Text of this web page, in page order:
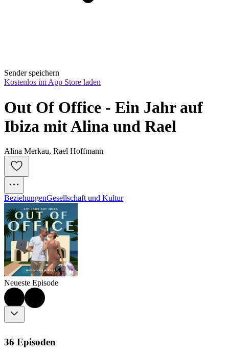
Sender speichern
Kostenlos im App Store laden
Out Of Office - Ein Jahr auf
Ibiza mit Alina und Rael
Alina Merkau, Rael Hoffmann
BeziehungenGesellschaft und Kultur
Neueste Episode
36 Episoden